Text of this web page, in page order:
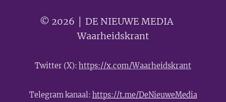
© 2026 │ DE NIEUWE MEDIA 🟣
Waarheidskrant
Twitter (X): https://x.com/Waarheidskrant
Telegram kanaal: https://t.me/DeNieuweMedia